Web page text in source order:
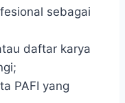
sebagai
daftar karya
PAFI yang